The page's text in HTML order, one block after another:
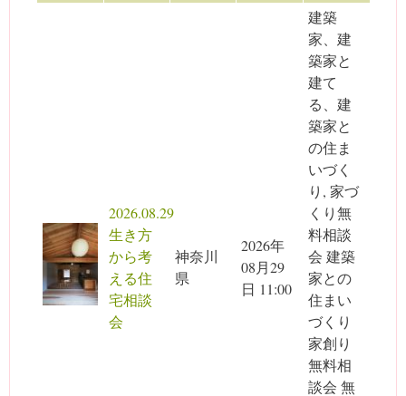
2026.08.29
生き方
から考
える住
宅相談
会
神奈川
県
2026年
08月29
日 11:00
建築
家、建
築家と
建て
る、建
築家と
の住ま
いづく
り, 家づ
くり無
料相談
会 建築
家との
住まい
づくり
家創り
無料相
談会 無